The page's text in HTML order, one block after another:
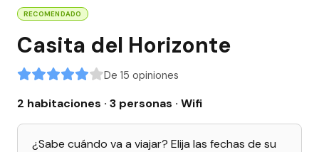
RECOMENDADO
Casita del Horizonte
De 15 opiniones
2 habitaciones · 3 personas · Wifi
¿Sabe cuándo va a viajar? Elija las fechas de su